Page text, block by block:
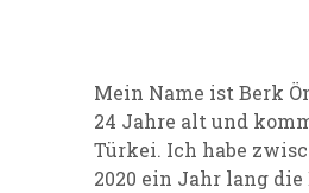
Mein Name ist Berk
24 Jahre alt und
Türkei. Ich habe
2020 ein Jahr lang die